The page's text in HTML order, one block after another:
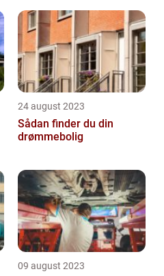
24 august 2023
Sådan finder du din
drømmebolig
09 august 2023